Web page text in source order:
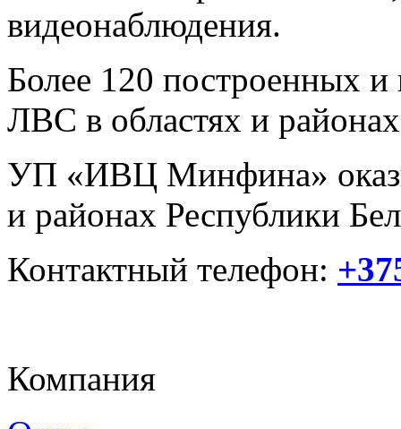
видеонаблюдения.
Более 120 построенных
ЛВС в областях и
УП «ИВЦ Минфина»
и районах Республики
Контактный телефон:
Компания